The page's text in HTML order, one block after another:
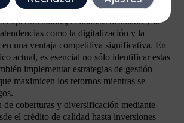
experimentados, el análisis detallado y la
como la digitalización y la
una ventaja competitiva significativa. En
actual, es esencial no sólo identificar estas
implementar estrategias de gestión
maximicen los retornos mientras se
de coberturas y diversificación mediante
el crédito de calidad hasta inversiones